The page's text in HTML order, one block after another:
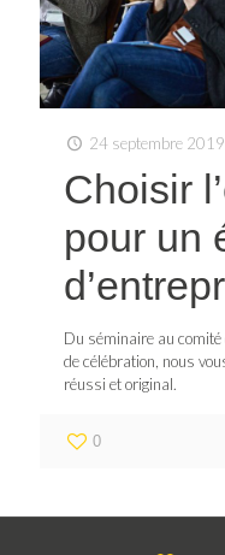
24 septembre 2019
Choisir
pour un
Du séminaire au
de célébration, nous
réussi et original.
0